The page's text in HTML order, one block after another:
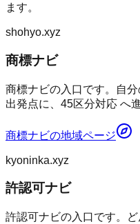
ます。
shohyo.xyz
商標ナビ
商標ナビの入口です。自
出発点に、45区分対応 へ
商標ナビの地域ページ
kyoninka.xyz
許認可ナビ
許認可ナビの入口です。